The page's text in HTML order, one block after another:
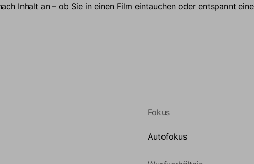
mit tiefen Schwarztönen, leuchtenden Weißtönen und
Fokus
Autofokus